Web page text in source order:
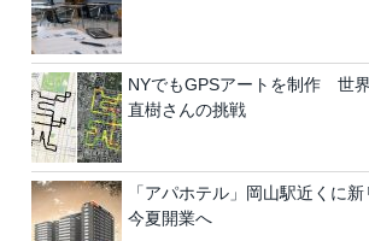
NYでもGPSアートを制作 世
直樹さんの挑戦
「アパホテル」岡山駅近くに
今夏開業へ